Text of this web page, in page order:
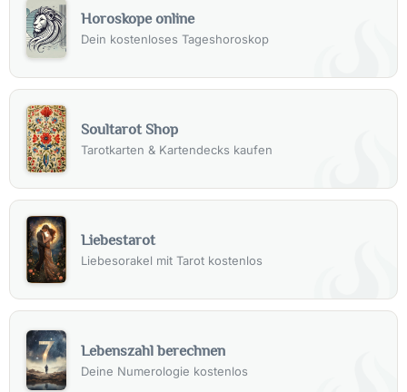
Horoskope online
Dein kostenloses Tageshoroskop
Soultarot Shop
Tarotkarten & Kartendecks kaufen
Liebestarot
Liebesorakel mit Tarot kostenlos
Lebenszahl berechnen
Deine Numerologie kostenlos